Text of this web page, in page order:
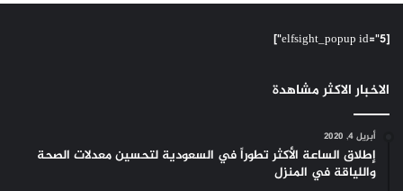
[elfsight_popup id="5"]
الاخبار الاكثر مشاهدة
أبريل 4, 2020
إطلاق الساعة الأكثر تطوراً في السعودية لتحسين معدلات الصحة
واللياقة في المنزل